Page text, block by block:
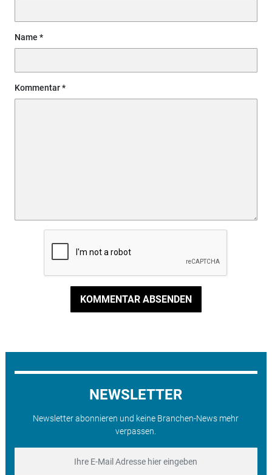
Name
Kommentar
KOMMENTAR ABSENDEN
NEWSLETTER
Newsletter abonnieren und keine Branchen-News mehr
verpassen.